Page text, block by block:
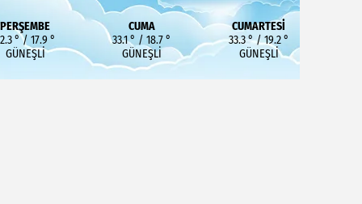
PERŞEMBE
° / 17.9 °
GÜNEŞLI
CUMA
33.1 ° / 18.7 °
GÜNEŞLI
CUMARTESI
33.3 ° / 19.2 °
GÜNEŞLI